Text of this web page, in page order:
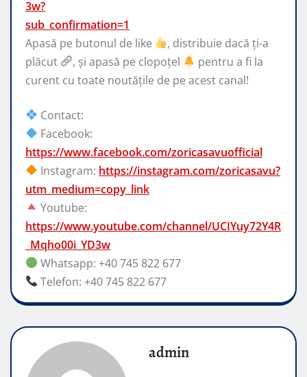
3w?
sub_confirmation=1
Apasă pe butonul de like
, distribuie dacă ți-a
plăcut
, șiapasă pe clopoțel
pentru a fi la
curent cu toate noutățile de pe acest canal!
Contact:
Facebook:
https://www.facebook.com/zoricasavuofficial
Instagram: https://instagram.com/zoricasavu?
utm_medium=copy_link
Youtube:
https://www.youtube.com/channel/UCIYuy72Y4R
_Mqho00i_YD3w
Whatsapp: +40 745 822 677
Telefon: +40 745 822 677
admin